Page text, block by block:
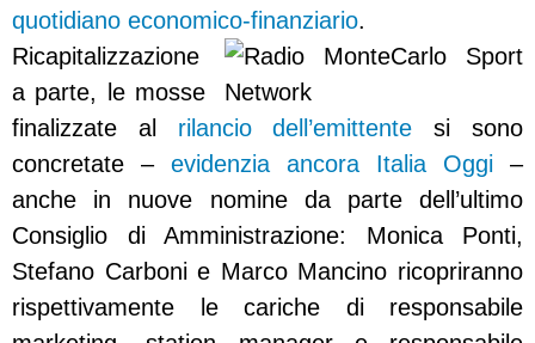
quotidiano economico-finanziario.
Ricapitalizzazione
a parte, le mosse
finalizzate al rilancio dell’emittente si sono
concretate –evidenzia ancora Italia Oggi –
anche in nuove nomine da parte dell’ultimo
Consiglio di Amministrazione: Monica Ponti,
Stefano Carboni e Marco Mancino ricopriranno
rispettivamente le cariche di responsabile